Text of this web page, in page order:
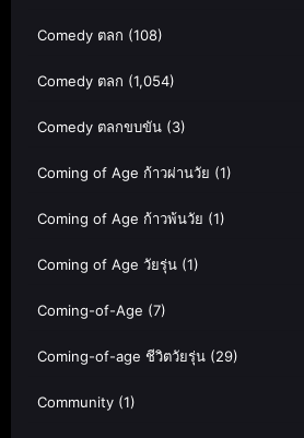
Comedy ตลก (108)
Comedy ตลก (1,054)
Comedy ตลกขบขัน (3)
Coming of Age ก้าวผ่านวัย (1)
Coming of Age ก้าวพ้นวัย (1)
Coming of Age วัยรุ่น (1)
Coming-of-Age (7)
Coming-of-age ชีวิตวัยรุ่น (29)
Community (1)